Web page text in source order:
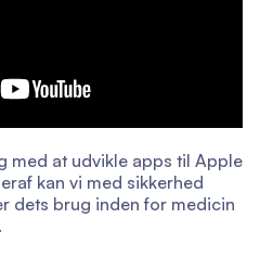
med at udvikle apps til Apple
kan vi med sikkerhed
dets brug inden for medicin